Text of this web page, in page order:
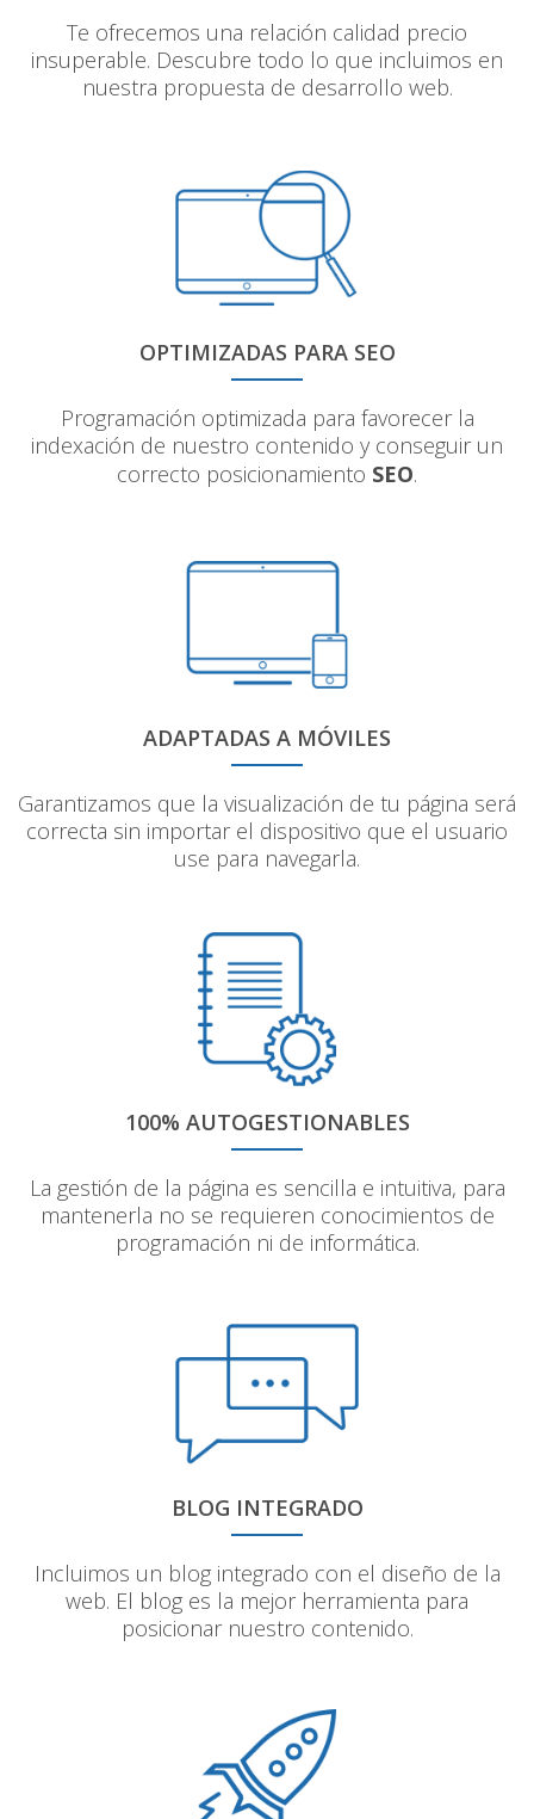
Te ofrecemos una relación calidad precio
insuperable. Descubre todo lo que incluimos en
nuestra propuesta de desarrollo web.
OPTIMIZADAS PARA SEO
Programación optimizada para favorecer la
indexación de nuestro contenido y conseguir un
correcto posicionamiento SEO.
ADAPTADAS A MÓVILES
Garantizamos que la visualización de tu página será
correcta sin importar el dispositivo que el usuario
use para navegarla.
100% AUTOGESTIONABLES
La gestión de la página es sencilla e intuitiva, para
mantenerla no se requieren conocimientos de
programación ni de informática.
BLOG INTEGRADO
Incluimos un blog integrado con el diseño de la
web. El blog es la mejor herramienta para
posicionar nuestro contenido.